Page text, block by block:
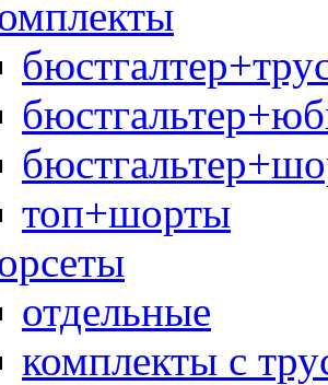
топ+шорты
отдельные
комплекты с